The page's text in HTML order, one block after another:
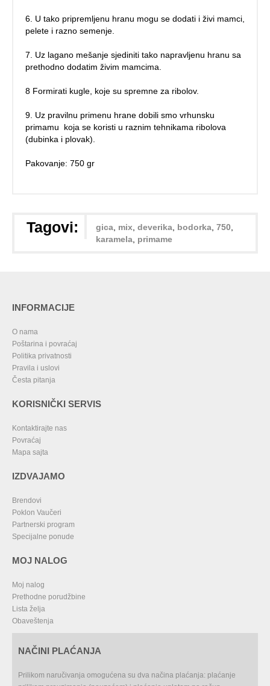
6. U tako pripremljenu hranu mogu se dodati i živi mamci,
pelete i razno semenje.
7. Uz lagano mešanje sjediniti tako napravljenu hranu sa
prethodno dodatim živim mamcima.
8 Formirati kugle, koje su spremne za ribolov.
9. Uz pravilnu primenu hrane dobili smo vrhunsku
primamu koja se koristi u raznim tehnikama ribolova
(dubinka i plovak).
Pakovanje: 750 gr
Tagovi: gica mix deverika bodorka 750
karamela primame
INFORMACIJE
O nama
Poštarina i povraćaj
Politika privatnosti
Pravila i uslovi
Česta pitanja
KORISNIČKI SERVIS
Kontaktirajte nas
Povraćaj
Mapa sajta
IZDVAJAMO
Brendovi
Poklon Vaučeri
Partnerski program
Specijalne ponude
MOJ NALOG
Moj nalog
Prethodne porudžbine
Lista želja
Obaveštenja
NAČINI PLAĆANJA
Prilikom naručivanja omogućena su dva načina plaćanja: plaćanje